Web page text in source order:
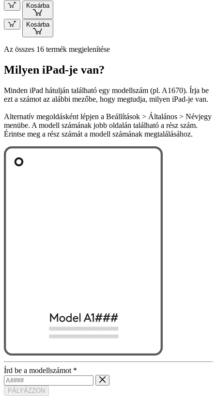
Kosárba
Kosárba
Az összes 16 termék megjelenítése
Milyen iPad-je van?
Minden iPad hátulján található egy modellszám (pl. A1670). Írja be
ezt a számot az alábbi mezőbe, hogy megtudja, milyen iPad-je van.
Alternatív megoldásként lépjen a Beállítások > Általános > Névjegy
menübe. A modell számának jobb oldalán található a rész szám.
Érintse meg a rész számát a modell számának megtalálásához.
Írd be a modellszámot *
PÁLYÁZZON